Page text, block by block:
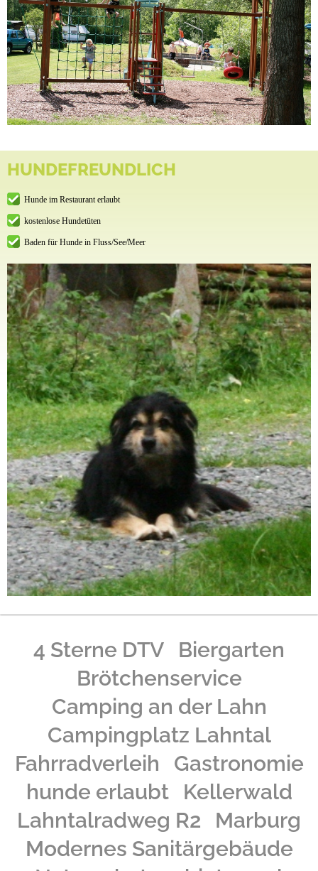
HUNDEFREUNDLICH
Hunde im Restaurant erlaubt
kostenlose Hundetüten
Baden für Hunde in Fluss/See/Meer
4 Sterne DTV
Biergarten
Brötchenservice
Camping an der Lahn
Campingplatz Lahntal
Fahrradverleih
Gastronomie
hunde erlaubt
Kellerwald
Lahntalradweg R2
Marburg
Modernes Sanitärgebäude